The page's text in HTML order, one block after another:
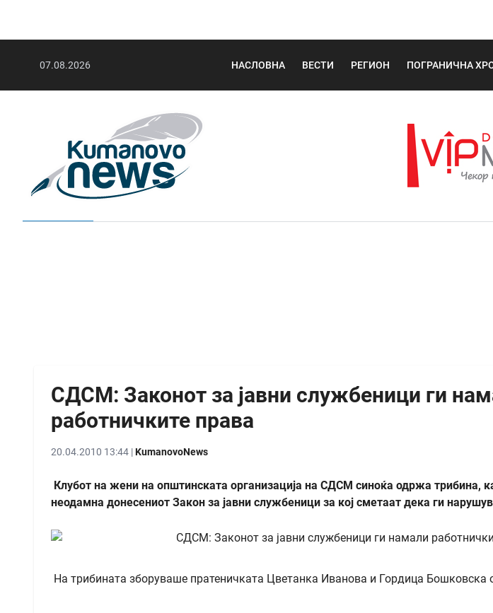
07.08.2026 НАСЛОВНА ВЕСТИ РЕГИОН ПОГРАНИЧНА
СДСМ: Законот за јавни службеници ги
работничките права
20.04.2010 13:44 |KumanovoNews
Клубот на жени на општинската организација на СДСМ синоќа одржа трибина,
неодамна донесениот Закон за јавни службеници за кој сметаат дека ги
На трибината зборуваше пратеничката Цветанка Иванова и Гордица Бошковска